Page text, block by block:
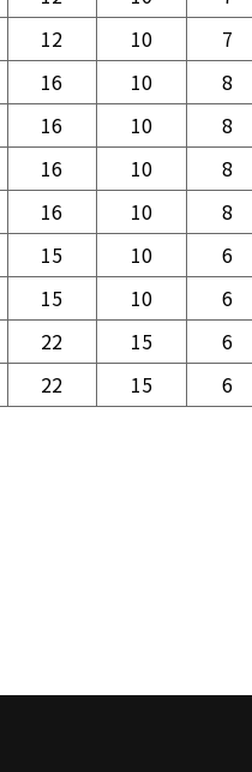
12 10 7
16 10 8
16 10 8
16 10 8
16 10 8
15 10 6
15 10 6
22 15 6
22 15 6